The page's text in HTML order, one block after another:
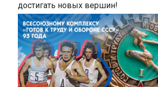
достигать новых вершин!